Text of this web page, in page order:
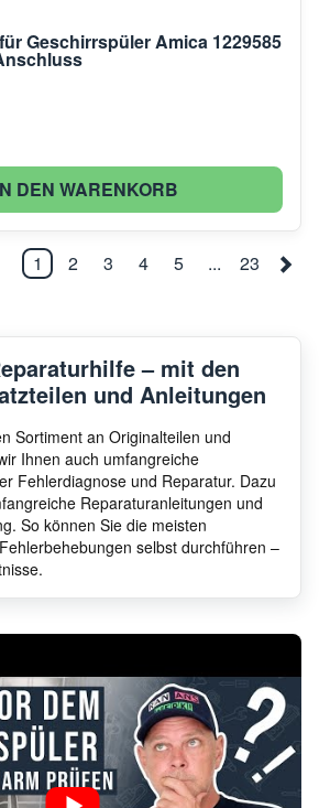
Geschirrspüler Amica 1229585
DEN WARENKORB
1 2 3 4 5 ... 23
– mit den
und Anleitungen
Sortiment an Originalteilen und
Ihnen auch umfangreiche
Fehlerdiagnose und Reparatur. Dazu
Reparaturanleitungen und
So können Sie die meisten
selbst durchführen –